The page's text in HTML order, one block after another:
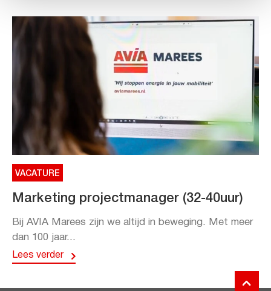
VACATURE
Marketing projectmanager (32-40uur)
Bij AVIA Marees zijn we altijd in beweging. Met meer
dan 100 jaar...
Lees verder